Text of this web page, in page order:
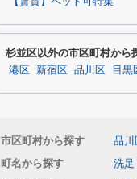
杉並区以外の市区町村から
港区 新宿区 品川区 目黒
市区町村から探す 品川
町名から探す
洗足